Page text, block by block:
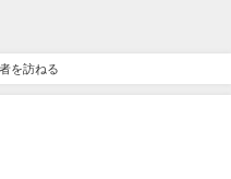
を訪ねる